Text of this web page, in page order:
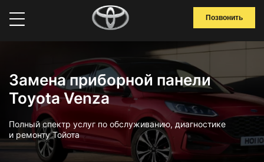
Позвонить
Замена приборной панели
Toyota Venza
Полный спектр услуг по обслуживанию, диагностике
и ремонту Тойота